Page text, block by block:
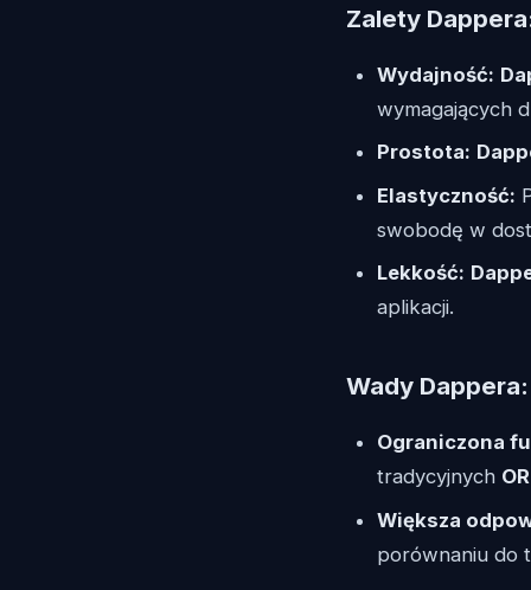
Zalety
Wydajność:
wymagających
Prostota:
Elastyczność:
swobodę w
Lekkość:
aplikacji.
Wady Dappera:
Ograniczona
tradycyjnych
Większa
porównaniu do